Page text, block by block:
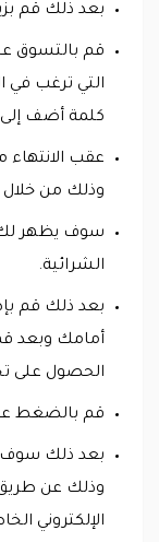
بعد ذلك قم
قم بالتسوق
التي ترغب في
كلمة أضف
عقب الانتهاء
وذلك من خلال
سوف يظهر لك
الشرائية.
أمامك وبعد
الحصول على
قم بالضغط
بعد ذلك سوف
وذلك عن طريق
الإلكتروني